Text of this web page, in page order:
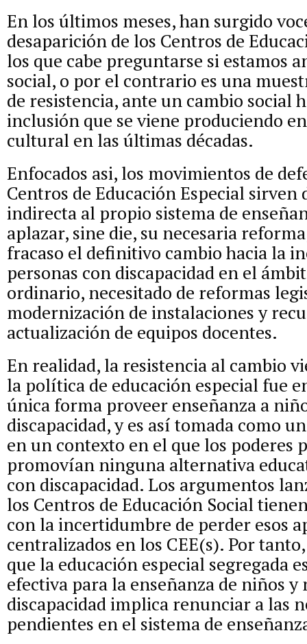
En los últimos meses, han surgido
desaparición de los Centros de
los que cabe preguntarse si estamos
social, o por el contrario es una
de resistencia, ante un cambio social
inclusión que se viene produciendo
cultural en las últimas décadas.
Enfocados asi, los movimientos de
Centros de Educación Especial sirven
indirecta al propio sistema de
aplazar, sine die, su necesaria
fracaso el definitivo cambio hacia la
personas con discapacidad en el
ordinario, necesitado de reformas
modernización de instalaciones y
actualización de equipos docentes.
En realidad, la resistencia al cambio
la política de educación especial fue
única forma proveer enseñanza a
discapacidad, y es así tomada como
en un contexto en el que los poderes
promovían ninguna alternativa
con discapacidad. Los argumentos
los Centros de Educación Social
con la incertidumbre de perder esos
centralizados en los CEE(s). Por
que la educación especial segregada
efectiva para la enseñanza de niños y
discapacidad implica renunciar a las
pendientes en el sistema de